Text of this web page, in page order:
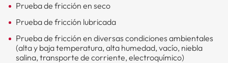
Prueba de fricción en seco
Prueba de fricción lubricada
Prueba de fricción en diversas condiciones ambientales
(alta y baja temperatura, alta humedad, vacío, niebla
salina, transporte de corriente, electroquímico)